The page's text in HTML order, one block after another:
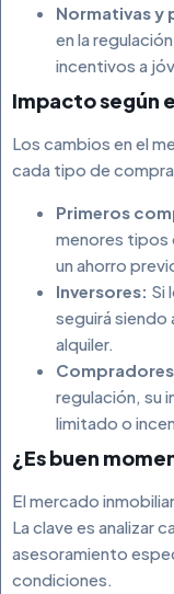
Normativas y
en la
incentivos a
Impacto según
Los cambios en el
cada tipo de
Primeros
menores tipos
un ahorro
Inversores: Si
seguirá siendo
alquiler.
regulación, su
limitado o
¿Es buen
El mercado
La clave es analizar
asesoramiento
condiciones.